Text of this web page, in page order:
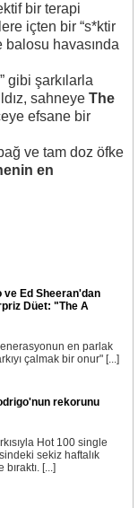
bir terapi
içten bir “s*ktir
havasında
gibi şarkılarla
sahneye The
efsane bir
ve tam doz öfke
en
ve Ed Sheeran'dan
Düet: "The A
en parlak
çalmak bir onur" [...]
rekorunu
Hot 100 single
sekiz haftalık
[...]